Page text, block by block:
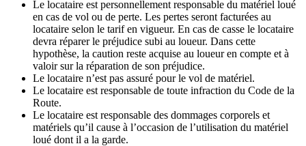
Le locataire est personnellement responsable du matériel loué
en cas de vol ou de perte. Les pertes seront facturées au
locataire selon le tarif en vigueur. En cas de casse le locataire
devra réparer le préjudice subi au loueur. Dans cette
hypothèse, la caution reste acquise au loueur en compte et à
valoir sur la réparation de son préjudice.
Le locataire n’est pas assuré pour le vol de matériel.
Le locataire est responsable de toute infraction du Code de la
Route.
Le locataire est responsable des dommages corporels et
matériels qu’il cause à l’occasion de l’utilisation du matériel
loué dont il a la garde.